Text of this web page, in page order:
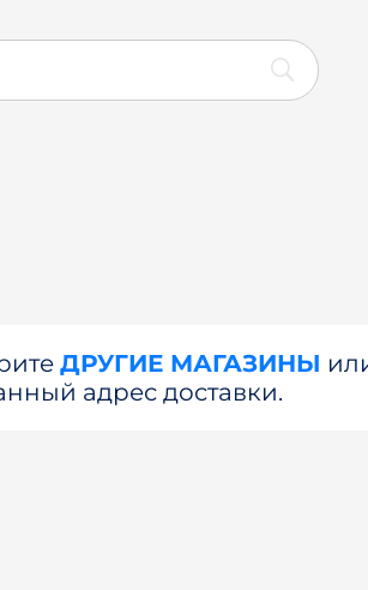
ДРУГИЕ МАГАЗИНЫ
адрес доставки.